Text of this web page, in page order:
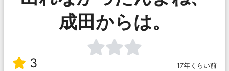
成田からは。
3 17年くらい前